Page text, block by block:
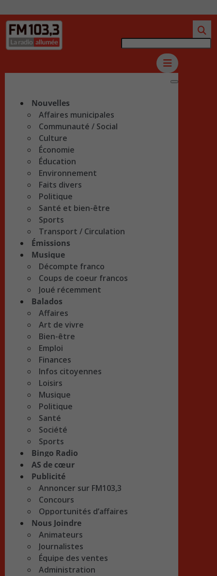
Nouvelles
Affaires municipales
Communauté / Social
Culture
Économie
Éducation
Environnement
Faits divers
Politique
Santé et bien-être
Sports
Transport / Circulation
Émissions
Musique
Décompte franco
Coups de coeur francos
Joué récemment
Balados
Affaires
Art de vivre
Bien-être
Emploi
Finances
Infos citoyennes
Loisirs
Musique
Politique
Santé
Société
Sports
Bingo Radio
AS de cœur
Publicité
Annoncer sur FM103,3
Concours
Opportunités d’affaires
Nous Joindre
Animateurs
Journalistes
Équipe des ventes
Administration